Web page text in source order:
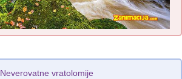
Neverovatne vratolomije